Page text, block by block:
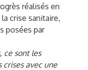
réalisés en
crise sanitaire,
posées par
ce sont les
crises avec une